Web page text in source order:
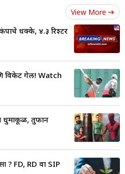
View More
धक्के, ४.३ रिश्टर
गेली! Watch
धुमाकूळ, तुफान
? FD, RD वा SIP